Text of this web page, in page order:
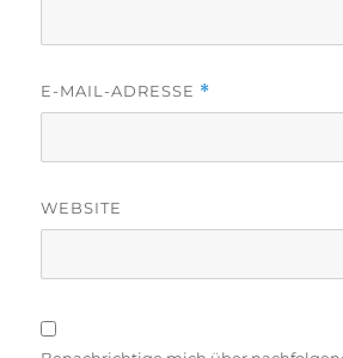
E-MAIL-ADRESSE *
WEBSITE